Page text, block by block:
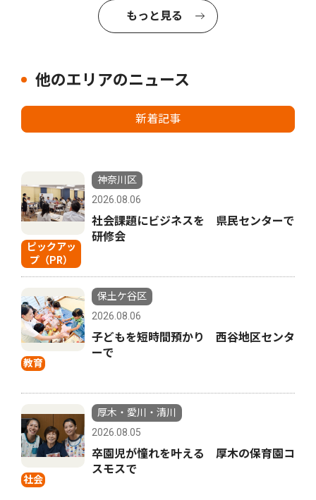
もっと見る
他のエリアのニュース
新着記事
ピックアッ
プ（PR）
神奈川区
2026.08.06
社会課題にビジネスを 県民センターで
研修会
教育
保土ケ谷区
2026.08.06
子どもを短時間預かり 西谷地区センタ
ーで
社会
厚木・愛川・清川
2026.08.05
卒園児が憧れを叶える 厚木の保育園コ
スモスで